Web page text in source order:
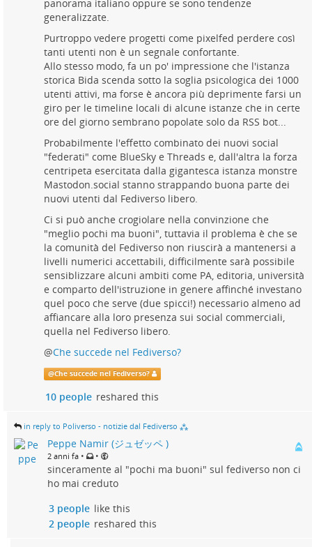
panorama italiano oppure se sono tendenze
generalizzate.
Purtroppo vedere progetti come pixelfed perdere così
tanti utenti non è un segnale confortante.
Allo stesso modo, fa un po' impressione che l'istanza
storica Bida scenda sotto la soglia psicologica dei 1000
utenti attivi, ma forse è ancora più deprimente farsi un
giro per le timeline locali di alcune istanze che in certe
ore del giorno sembrano popolate solo da RSS bot...
Probabilmente l'effetto combinato dei nuovi social
"federati" come BlueSky e Threads e, dall'altra la forza
centripeta esercitata dalla gigantesca istanza monstre
Mastodon.social stanno strappando buona parte dei
nuovi utenti dal Fediverso libero.
Ci si può anche crogiolare nella convinzione che
"meglio pochi ma buoni", tuttavia il problema è che se
la comunità del Fediverso non riuscirà a mantenersi a
livelli numerici accettabili, difficilmente sarà possibile
sensiblizzare alcuni ambiti come PA, editoria, università
e comparto dell'istruzione in genere affinché investano
quel poco che serve (due spicci!) necessario almeno ad
affiancare alla loro presenza sui social commerciali,
quella nel Fediverso libero.
@Che succede nel Fediverso?
@Che succede nel Fediverso?
10 people reshared this
in reply to Poliverso - notizie dal Fediverso ⁂
Peppe Namir (ジュゼッペ )
2 anni fa • •
sinceramente al "pochi ma buoni" sul fediverso non ci
ho mai creduto
3 people like this
2 people reshared this